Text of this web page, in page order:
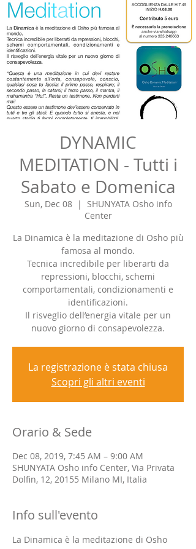
DYNAMIC
MEDITATION - Tutti i
Sabato e Domenica
Sun, Dec 08
  |
SHUNYATA Osho info
Center
La Dinamica è la meditazione di Osho più
famosa al mondo.
Tecnica incredibile per liberarti da
repressioni, blocchi, schemi
comportamentali, condizionamenti e
identificazioni.
Il risveglio dell’energia vitale per un
nuovo giorno di consapevolezza.
La registrazione è stata chiusa
Scopri gli altri eventi
Orario & Sede
Dec 08, 2019, 7:45 AM – 9:00 AM
SHUNYATA Osho info Center, Via Privata
Dolfin, 12, 20155 Milano MI, Italia
Info sull'evento
La Dinamica è la meditazione di Osho